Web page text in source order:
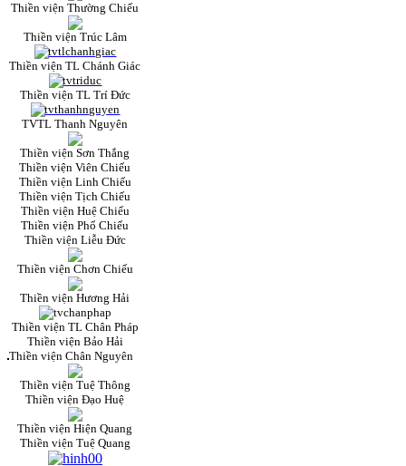
Thiền viện Thường Chiếu
Thiền viện Trúc Lâm
Thiền viện TL Chánh Giác
Thiền viện TL Trí Đức
TVTL Thanh Nguyên
Thiền viện Sơn Thắng
Thiền viện Viên Chiếu
Thiền viện Linh Chiếu
Thiền viện Tịch Chiếu
Thiền viện Huệ Chiếu
Thiền viện Phổ Chiếu
Thiền viện Liễu Đức
Thiền viện Chơn Chiếu
Thiền viện Hương Hải
Thiền viện TL Chân Pháp
Thiền viện Bảo Hải
Thiền viện Chân Nguyên
Thiền viện Tuệ Thông
Thiền viện Đạo Huệ
Thiền viện Hiện Quang
Thiền viện Tuệ Quang